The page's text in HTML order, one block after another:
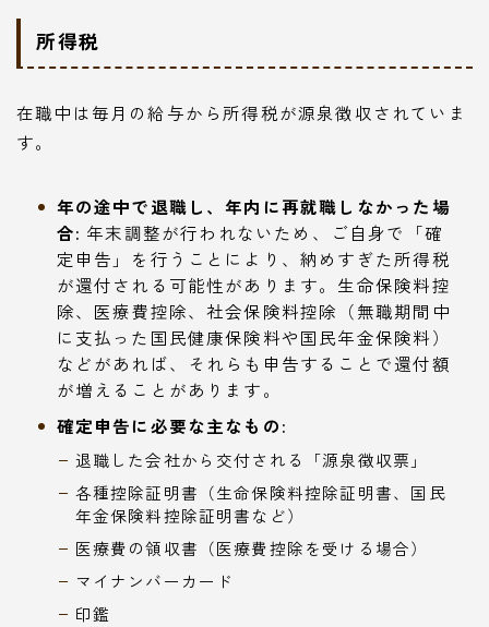
所得税
在職中は毎月の給与から所得税が源泉徴収されていま
す。
年の途中で退職し、年内に再就職しなかった場
合: 年末調整が行われないため、ご自身で「確
定申告」を行うことにより、納めすぎた所得税
が還付される可能性があります。生命保険料控
除、医療費控除、社会保険料控除（無職期間中
に支払った国民健康保険料や国民年金保険料）
などがあれば、それらも申告することで還付額
が増えることがあります。
確定申告に必要な主なもの:
退職した会社から交付される「源泉徴収票」
各種控除証明書（生命保険料控除証明書、国民
年金保険料控除証明書など）
医療費の領収書（医療費控除を受ける場合）
マイナンバーカード
印鑑